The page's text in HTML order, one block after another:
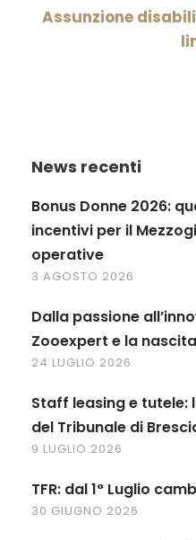
Assunzione
News recenti
Bonus Donne 2026:
incentivi per il
operative
3 AGOSTO 2026
Dalla passione
Zooexpert e la
24 LUGLIO 2026
Staff leasing e tutele:
del Tribunale di
9 LUGLIO 2026
TFR: dal 1° Luglio
30 GIUGNO 2026